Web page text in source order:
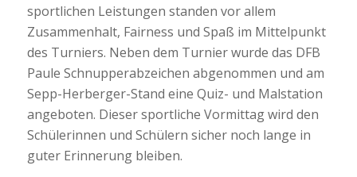
sportlichen Leistungen standen vor allem
Zusammenhalt, Fairness und Spaß im Mittelpunkt
des Turniers. Neben dem Turnier wurde das DFB
Paule Schnupperabzeichen abgenommen und am
Sepp-Herberger-Stand eine Quiz- und Malstation
angeboten. Dieser sportliche Vormittag wird den
Schülerinnen und Schülern sicher noch lange in
guter Erinnerung bleiben.